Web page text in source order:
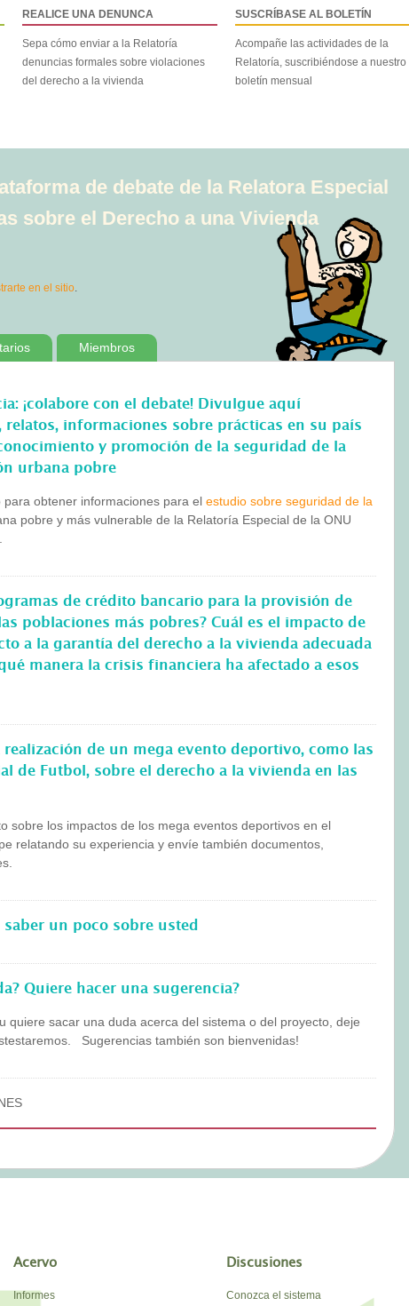
REALICE UNA DENUNCA
Sepa cómo enviar a la Relatoría
denuncias formales sobre violaciones
del derecho a la vivienda
SUSCRÍBASE AL BOLETÍN
Acompañe las actividades de la
Relatoría, suscribiéndose a nuestro
boletín mensual
de debate de la Relatora Especial
sobre el Derecho a una Vivienda
en el sitio.
Miembros
¡colabore con el debate! Divulgue aquí
informaciones sobre prácticas en su país
y promoción de la seguridad de la
urbana pobre
obtener informaciones para el estudio sobre seguridad de la
pobre y más vulnerable de la Relatoría Especial de la ONU
de crédito bancario para la provisión de
poblaciones más pobres? Cuál es el impacto de
a la garantía del derecho a la vivienda adecuada
manera la crisis financiera ha afectado a esos
realización de un mega evento deportivo, como las
de Futbol, sobre el derecho a la vivienda en las
sobre los impactos de los mega eventos deportivos en el
relatando su experiencia y envíe también documentos,
un poco sobre usted
Quiere hacer una sugerencia?
quiere sacar una duda acerca del sistema o del proyecto, deje
Sugerencias también son bienvenidas!
Acervo
Informes
Discusiones
Conozca el sistema